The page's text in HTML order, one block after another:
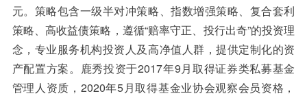
元。策略包含一级半对冲策略、指数增强策略、复合套利
策略、高收益债策略，遵循“赔率守正、投行出奇”的投资理
念，专业服务机构投资人及高净值人群，提供定制化的资
产配置方案。鹿秀投资于2017年9月取得证券类私募基金
管理人资质，2020年5月取得基金业协会观察会员资格，